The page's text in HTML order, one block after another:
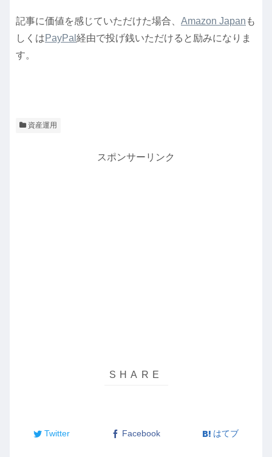
記事に価値を感じていただけた場合、 Amazon Japan も
しくはPayPal 経由で投げ銭いただけると励みになりま
す。
資産運用
スポンサーリンク
Twitter Facebook はてブ